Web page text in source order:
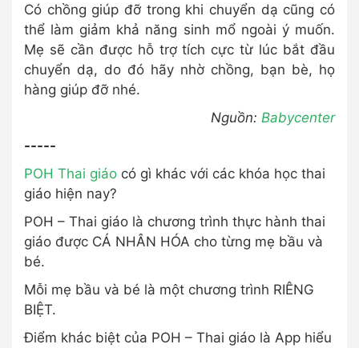
Có chồng giúp đỡ trong khi chuyển dạ cũng có
thể làm giảm khả năng sinh mổ ngoài ý muốn.
Mẹ sẽ cần được hỗ trợ tích cực từ lúc bắt đầu
chuyển dạ, do đó hãy nhờ chồng, bạn bè, họ
hàng giúp đỡ nhé.
Nguồn: Babycenter
-----
POH Thai giáo có gì khác với các khóa học thai
giáo hiện nay?
POH – Thai giáo là chương trình thực hành thai
giáo được CÁ NHÂN HÓA cho từng mẹ bầu và
bé.
Mỗi mẹ bầu và bé là một chương trình RIÊNG
BIỆT.
Điểm khác biệt của POH – Thai giáo là App hiểu